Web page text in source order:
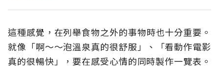
這種感覺，在列舉食物之外的事物時也十分重要。
就像「啊～～泡溫泉真的很舒服」、「看動作電影
真的很暢快」，要在感受心情的同時製作一覽表。